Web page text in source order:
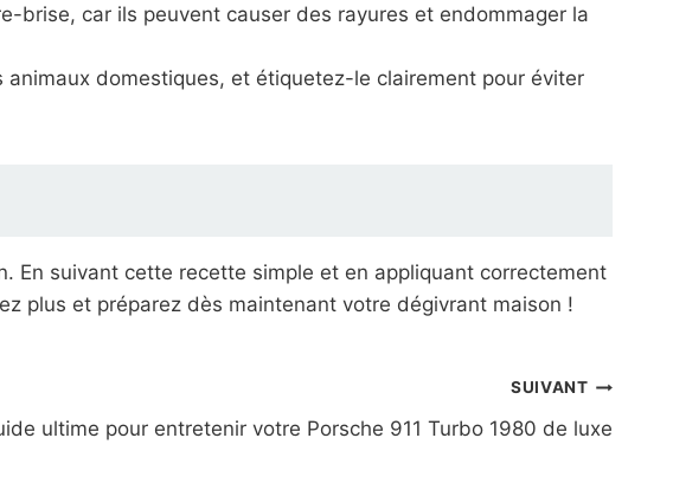
brise, car ils peuvent causer des rayures et endommager la
domestiques, et étiquetez-le clairement pour éviter
En suivant cette recette simple et en appliquant correctement
plus et préparez dès maintenant votre dégivrant maison !
SUIVANT
ultime pour entretenir votre Porsche 911 Turbo 1980 de luxe